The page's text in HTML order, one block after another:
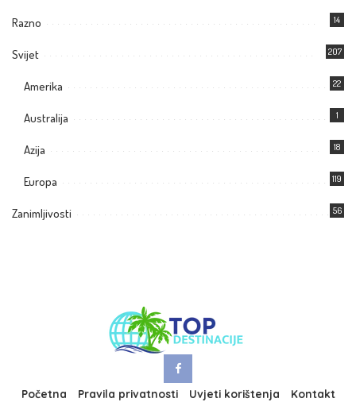
Razno 14
Svijet 207
Amerika 22
Australija 1
Azija 18
Europa 119
Zanimljivosti 56
Početna Pravila privatnosti Uvjeti korištenja Kontakt